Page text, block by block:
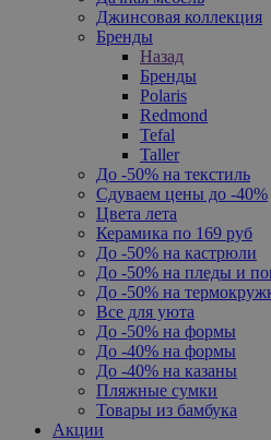
Джинсовая коллекция
Бренды
Назад
Бренды
Polaris
Redmond
Tefal
Taller
До -50% на текстиль
Сдуваем цены до -40%
Цвета лета
Керамика по 169 руб
До -50% на кастрюли
До -50% на пледы и
До -50% на
Все для уюта
До -50% на формы
До -40% на формы
До -40% на казаны
Пляжные сумки
Товары из бамбука
Акции